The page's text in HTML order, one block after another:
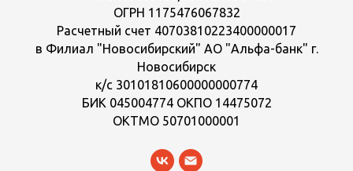
ОГРН 1175476067832
Расчетный счет 40703810223400000017
в Филиал "Новосибирский" АО "Альфа-банк" г.
Новосибирск
к/с 30101810600000000774
БИК 045004774 ОКПО 14475072
ОКТМО 50701000001